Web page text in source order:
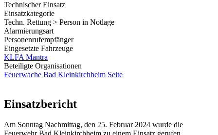
Technischer Einsatz
Einsatzkategorie
Techn. Rettung > Person in Notlage
Alarmierungsart
Personenrufempfänger
Eingesetzte Fahrzeuge
KLFA Mantra
Beteiligte Organisationen
Feuerwache Bad Kleinkirchheim Seite
Einsatzbericht
Am Sonntag Nachmittag, den 25. Februar 2024 wurde die
Feuerwehr Bad Kleinkirchheim zu einem Einsatz gerufen.